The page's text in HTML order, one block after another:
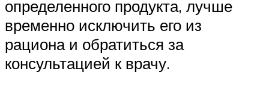
определенного продукта, лучше
временно исключить его из
рациона и обратиться за
консультацией к врачу.